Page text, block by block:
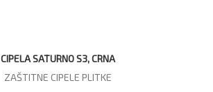
CIPELA SATURNO S3, CRNA
ZAŠTITNE CIPELE PLITKE